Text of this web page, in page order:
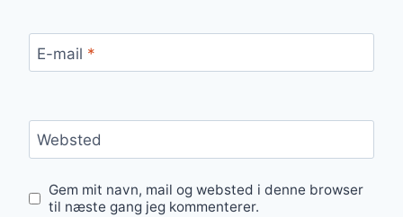
E-mail *
Websted
Gem mit navn, mail og websted i denne browser
til næste gang jeg kommenterer.